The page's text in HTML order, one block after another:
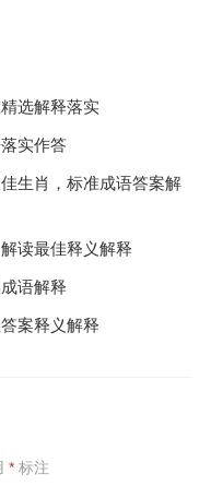
选解释落实
实作答
生肖，标准成语答案解
读最佳释义解释
语解释
案释义解释
*标注